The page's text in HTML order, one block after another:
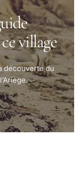
village
découverte du